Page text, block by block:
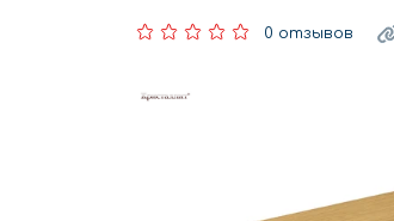
0 отзывов